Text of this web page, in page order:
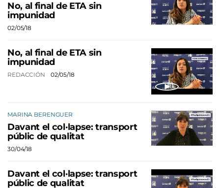
No, al final de ETA sin
impunidad
02/05/18
No, al final de ETA sin
impunidad
REDACCIÓN 02/05/18
MARINA BERENGUER
Davant el col·lapse: transport
públic de qualitat
30/04/18
Davant el col·lapse: transport
públic de qualitat